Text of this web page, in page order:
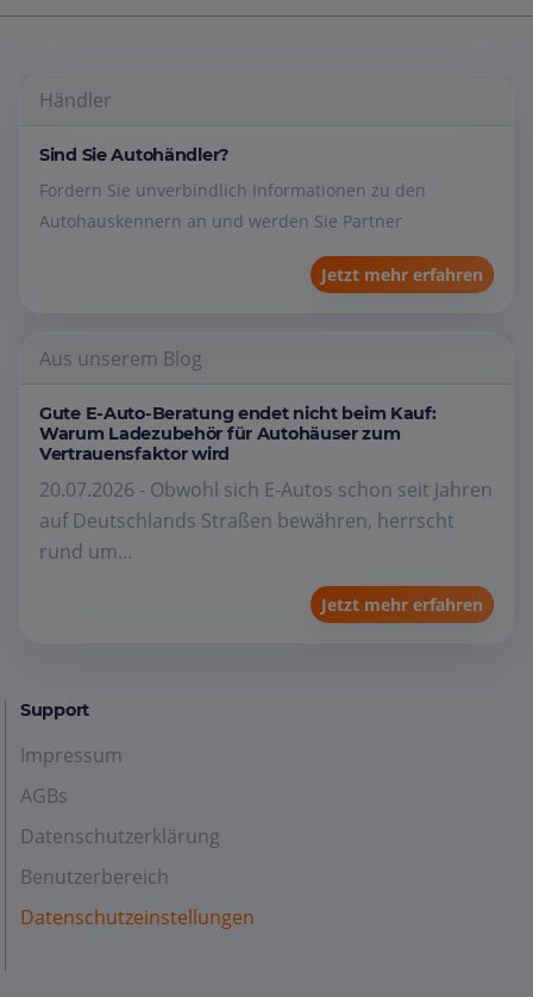
Händler
Sind Sie Autohändler?
Fordern Sie unverbindlich Informationen zu den
Autohauskennern an und werden Sie Partner
Jetzt mehr erfahren
Aus unserem Blog
Gute E-Auto-Beratung endet nicht beim Kauf:
Warum Ladezubehör für Autohäuser zum
Vertrauensfaktor wird
20.07.2026 - Obwohl sich E-Autos schon seit Jahren
auf Deutschlands Straßen bewähren, herrscht
rund um...
Jetzt mehr erfahren
Support
Impressum
AGBs
Datenschutzerklärung
Benutzerbereich
Datenschutzeinstellungen